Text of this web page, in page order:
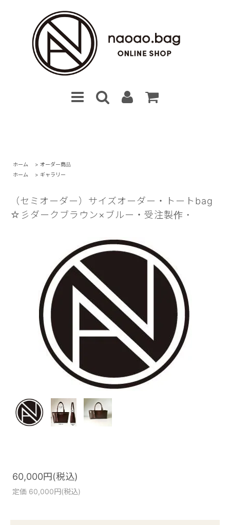
ホーム > オーダー商品
ホーム
> ギャラリー
（セミオーダー）サイズオーダー・トートbag
☆彡ダークブラウン×ブルー・受注製作・
60,000円(税込)
定価 60,000円(税込)